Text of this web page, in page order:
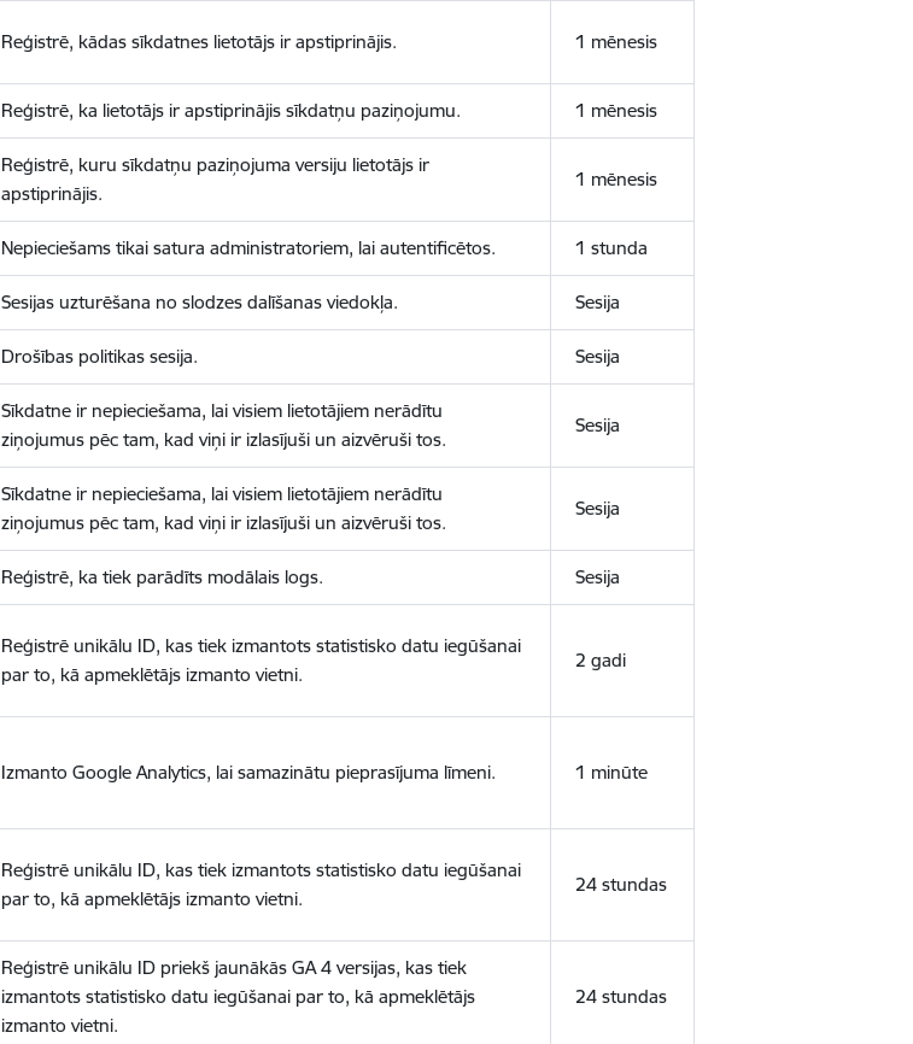
Reģistrē, kādas sīkdatnes lietotājs ir apstiprinājis. 1 mēnesis
Reģistrē, ka lietotājs ir apstiprinājis sīkdatņu paziņojumu. 1 mēnesis
Reģistrē, kuru sīkdatņu paziņojuma versiju lietotājs ir
apstiprinājis.
1 mēnesis
Nepieciešams tikai satura administratoriem, lai autentificētos. 1 stunda
Sesijas uzturēšana no slodzes dalīšanas viedokļa. Sesija
Drošības politikas sesija. Sesija
Sīkdatne ir nepieciešama, lai visiem lietotājiem nerādītu
ziņojumus pēc tam, kad viņi ir izlasījuši un aizvēruši tos.
Sesija
Sīkdatne ir nepieciešama, lai visiem lietotājiem nerādītu
ziņojumus pēc tam, kad viņi ir izlasījuši un aizvēruši tos.
Sesija
Reģistrē, ka tiek parādīts modālais logs. Sesija
Reģistrē unikālu ID, kas tiek izmantots statistisko datu iegūšanai
par to, kā apmeklētājs izmanto vietni.
2 gadi
Izmanto Google Analytics, lai samazinātu pieprasījuma līmeni. 1 minūte
Reģistrē unikālu ID, kas tiek izmantots statistisko datu iegūšanai
par to, kā apmeklētājs izmanto vietni.
24 stundas
Reģistrē unikālu ID priekš jaunākās GA 4 versijas, kas tiek
izmantots statistisko datu iegūšanai par to, kā apmeklētājs
izmanto vietni.
24 stundas